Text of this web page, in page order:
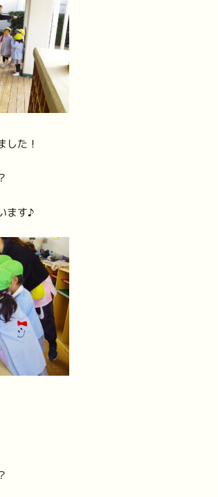
した！
ます♪